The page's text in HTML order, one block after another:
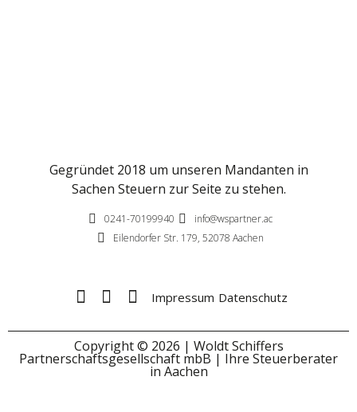
Gegründet 2018 um unseren Mandanten in
Sachen Steuern zur Seite zu stehen.
0241-70199940
info@wspartner.ac
Eilendorfer Str. 179, 52078 Aachen
Impressum Datenschutz
Copyright © 2026 | Woldt Schiffers
Partnerschaftsgesellschaft mbB | Ihre Steuerberater
in Aachen